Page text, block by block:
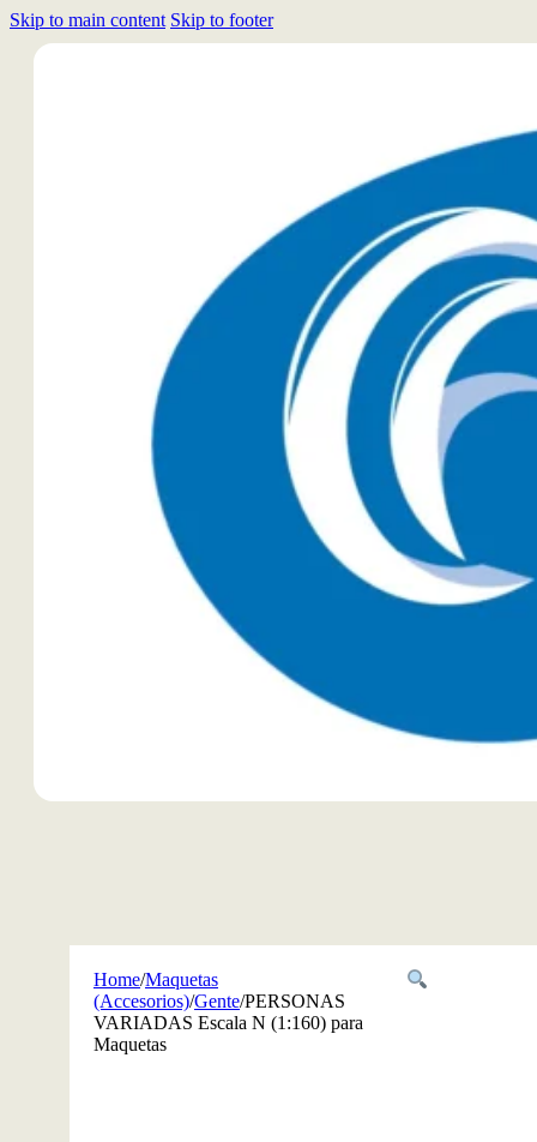
Skip to main content Skip to footer
Home/Maquetas
(Accesorios)/Gente/PERSONAS
VARIADAS Escala N (1:160) para
Maquetas